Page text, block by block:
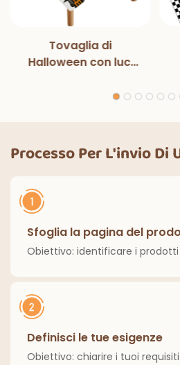
Tovaglia di
Halloween con luci
decorazioni per
cucina, decorazioni
per la casa
Processo Per L'invio Di
Sfoglia la pagina del
Obiettivo: identificare i
Definisci le tue esigenze
Obiettivo: chiarire i tuoi